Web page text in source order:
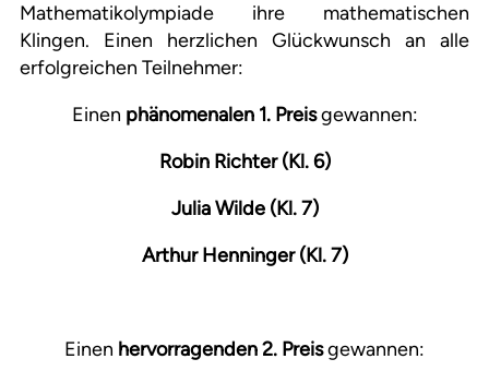
Mathematikolympiade ihre mathematischen
Klingen. Einen herzlichen Glückwunsch an alle
erfolgreichen Teilnehmer:
Einen phänomenalen 1. Preisgewannen:
Robin Richter (Kl. 6)
Julia Wilde (Kl. 7)
Arthur Henninger (Kl. 7)
Einen hervorragenden 2. Preisgewannen: